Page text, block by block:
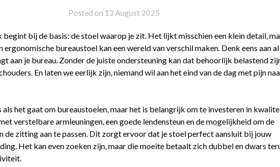
Posted on 13 August 2025
begint bij de basis: de stoel waarop je zit. Het lijkt misschien een klein detail,
bureaustoel kan een wereld van verschil maken. Denk eens aan
aan je bureau. Zonder de juiste ondersteuning kan dat behoorlijk belastend
En laten we eerlijk zijn, niemand wil aan het eind van de dag met pijn
het gaat om bureaustoelen, maar het is belangrijk om te investeren in
verstelbare armleuningen, een goede lendensteun en de mogelijkheid om de
de zitting aan te passen. Dit zorgt ervoor dat je stoel perfect aansluit bij jouw
Het kan even zoeken zijn, maar die moeite betaalt zich dubbel en dwars